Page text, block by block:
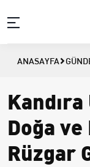
ANASAYFA
Doğa
Rüzgar